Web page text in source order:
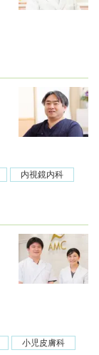
内視鏡内科
小児皮膚科